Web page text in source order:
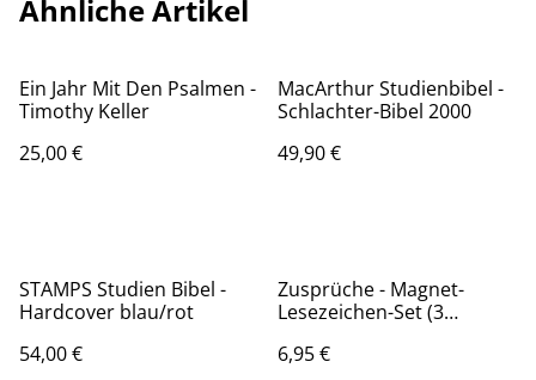
Ähnliche Artikel
Ein Jahr Mit Den Psalmen -
Timothy Keller
25,00 €
MacArthur Studienbibel -
Schlachter-Bibel 2000
49,90 €
STAMPS Studien Bibel -
Hardcover blau/rot
54,00 €
Zusprüche - Magnet-
Lesezeichen-Set (3
6,95 €